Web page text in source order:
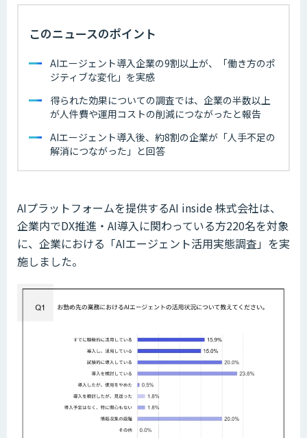
このニュースのポイント
AIエージェント導入企業の9割以上が、「働き方のポ
ジティブな変化」を実感
得られた効果についての調査では、企業の半数以上
が人件費や運用コストの削減につながったと報告
AIエージェント導入後、約8割の企業が「人手不足の
解消につながった」と回答
AIプラットフォームを提供するAI inside 株式会社は、
企業内でDX推進・AI導入に関わっている方220名を対象
に、企業における「AIエージェント活用実態調査」を実
施しました。